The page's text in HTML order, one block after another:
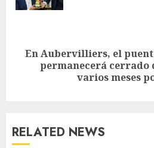
En Aubervilliers, el
permanecerá cerrado
varios meses
RELATED NEWS